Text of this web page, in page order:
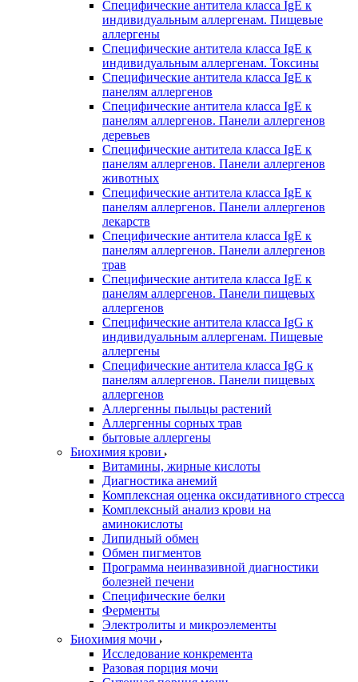
Специфические антитела класса IgE к
индивидуальным аллергенам. Пищевые
аллергены
Специфические антитела класса IgE к
индивидуальным аллергенам. Токсины
Специфические антитела класса IgE к
панелям аллергенов
Специфические антитела класса IgE к
панелям аллергенов. Панели аллергенов
деревьев
Специфические антитела класса IgE к
панелям аллергенов. Панели аллергенов
животных
Специфические антитела класса IgE к
панелям аллергенов. Панели аллергенов
лекарств
Специфические антитела класса IgE к
панелям аллергенов. Панели аллергенов
трав
Специфические антитела класса IgE к
панелям аллергенов. Панели пищевых
аллергенов
Специфические антитела класса IgG к
индивидуальным аллергенам. Пищевые
аллергены
Специфические антитела класса IgG к
панелям аллергенов. Панели пищевых
аллергенов
Аллергенны пыльцы растений
Аллергенны сорных трав
бытовые аллергены
Биохимия крови
Витамины, жирные кислоты
Диагностика анемий
Комплексная оценка оксидативного стресса
Комплексный анализ крови на
аминокислоты
Липидный обмен
Обмен пигментов
Программа неинвазивной диагностики
болезней печени
Специфические белки
Ферменты
Электролиты и микроэлементы
Биохимия мочи
Исследование конкремента
Разовая порция мочи